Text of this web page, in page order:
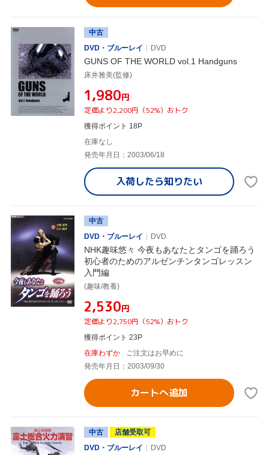
中古
DVD・ブルーレイ
DVD
GUNS OF THE WORLD vol.1 Handguns
床井雅美(監修)
¥1,980円
定価より2,200円（52%）おトク
獲得ポイント 18P
在庫なし
発売年月日：2003/06/18
入荷したら知りたい
中古
DVD・ブルーレイ
DVD
NHK趣味悠々 今夜もあなたとタンゴを踊ろう
初心者のためのアルゼンチンタンゴレッスン
入門編
(趣味/教養)
¥2,530円
定価より2,750円（52%）おトク
獲得ポイント 23P
在庫わずか
ご注文はお早めに
発売年月日：2003/09/30
カートへ追加
中古
店舗受取可
DVD・ブルーレイ
DVD